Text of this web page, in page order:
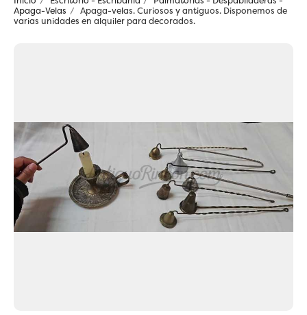
Apaga-Velas
Apaga-velas. Curiosos y antiguos. Disponemos de
varias unidades en alquiler para decorados.